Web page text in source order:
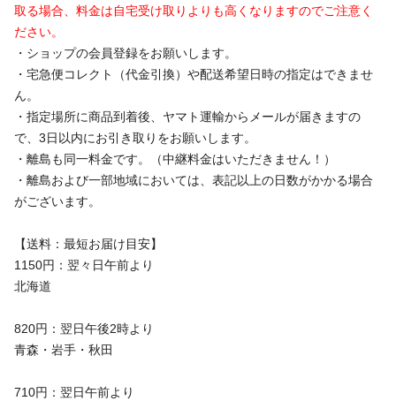
取る場合、料金は自宅受け取りよりも高くなりますのでご注意く
ださい。
・ショップの会員登録をお願いします。
・宅急便コレクト（代金引換）や配送希望日時の指定はできませ
ん。
・指定場所に商品到着後、ヤマト運輸からメールが届きますの
で、3日以内にお引き取りをお願いします。
・離島も同一料金です。（中継料金はいただきません！）
・離島および一部地域においては、表記以上の日数がかかる場合
がございます。
【送料：最短お届け目安】
1150円：翌々日午前より
北海道
820円：翌日午後2時より
青森・岩手・秋田
710円：翌日午前より